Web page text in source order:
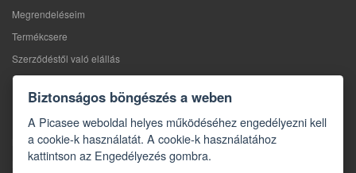
Megrendeléseim
Termékcsere
Szerződéstől való elállás
Reklamáció
KAPCSOLAT
Kapcsolat
Kapcsolatfelvételi űrlap
Biztonságos böngészés a weben
A Picasee weboldal helyes működéséhez engedélyezni kell
a cookie-k használatát. A cookie-k használatához
kattintson az Engedélyezés gombra.